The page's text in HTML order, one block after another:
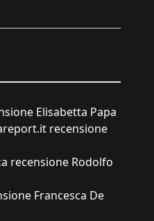
Elisabetta Papa
recensione
recensione Rodolfo
Francesca De